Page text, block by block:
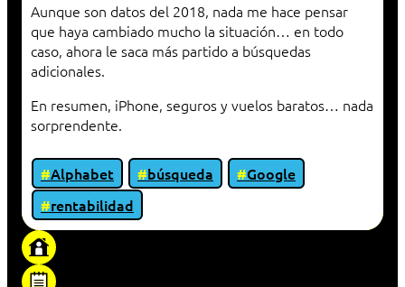
Aunque son datos del 2018, nada me hace pensar
que haya cambiado mucho la situación… en todo
caso, ahora le saca más partido a búsquedas
adicionales.
En resumen, iPhone, seguros y vuelos baratos… nada
sorprendente.
Alphabet búsqueda
Google
rentabilidad